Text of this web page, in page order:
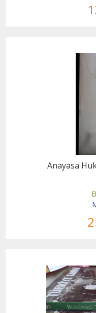
Anayasa